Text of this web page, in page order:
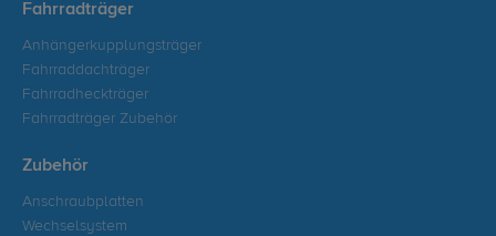
Fahrradträger
Anhängerkupplungsträger
Fahrraddachträger
Fahrradheckträger
Fahrradträger Zubehör
Zubehör
Anschraubplatten
Wechselsystem